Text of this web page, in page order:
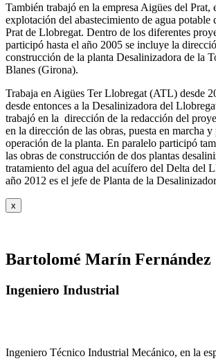
También trabajó en la empresa Aigües del Prat,
explotación del abastecimiento de agua potable
Prat de Llobregat. Dentro de los diferentes
participó hasta el año 2005 se incluye la
construcción de la planta Desalinizadora de la
Blanes (Girona).
Trabaja en Aigües Ter Llobregat (ATL) desde
desde entonces a la Desalinizadora del
trabajó en la dirección de la redacción del
en la dirección de las obras, puesta en marcha y
operación de la planta. En paralelo participó
las obras de construcción de dos plantas
tratamiento del agua del acuífero del Delta del
año 2012 es el jefe de Planta de la
x
Bartolomé Marín Fernández
Ingeniero Industrial
Ingeniero Técnico Industrial Mecánico, en la